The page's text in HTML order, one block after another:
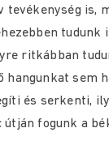
tevékenység is,
tudunk
ritkábban
hangunkat sem
és serkenti,
útján fogunk a